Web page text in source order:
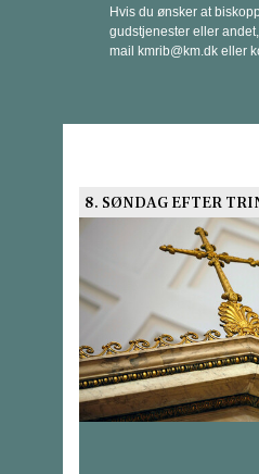
Hvis du ønsker at
gudstjenester eller
mail kmrib@km.dk eller
8. SØNDAG EFTER